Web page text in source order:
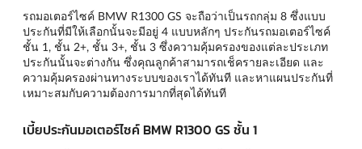
รถมอเตอร์ไซค์ BMW R1300 GS จะถือว่าเป็นรถกลุ่ม 8 ซึ่งแบบ
ประกันที่มีให้เลือกนั้นจะมีอยู่ 4 แบบหลักๆ ประกันรถมอเตอร์ไซค์
ชั้น 1, ชั้น 2+, ชั้น 3+, ชั้น 3 ซึ่งความคุ้มครองของแต่ละประเภท
ประกันนั้นจะต่างกัน ซึ่งคุณลูกค้าสามารถเช็ครายละเอียด และ
ความคุ้มครองผ่านทางระบบของเราได้ทันที และหาแผนประกันที่
เหมาะสมกับความต้องการมากที่สุดได้ทันที
เบี้ยประกันมอเตอร์ไซค์ BMW R1300 GS ชั้น 1